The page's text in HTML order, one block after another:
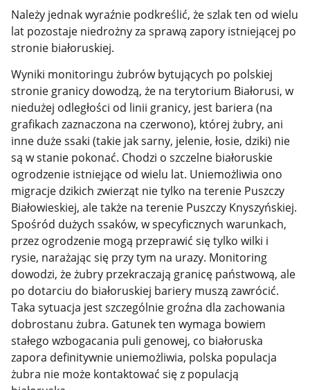
Należy jednak wyraźnie podkreślić, że szlak ten od wielu
lat pozostaje niedrożny za sprawą zapory istniejącej po
stronie białoruskiej.
Wyniki monitoringu żubrów bytujących po polskiej
stronie granicy dowodzą, że na terytorium Białorusi, w
niedużej odległości od linii granicy, jest bariera (na
grafikach zaznaczona na czerwono), której żubry, ani
inne duże ssaki (takie jak sarny, jelenie, łosie, dziki) nie
są w stanie pokonać. Chodzi o szczelne białoruskie
ogrodzenie istniejące od wielu lat. Uniemożliwia ono
migracje dzikich zwierząt nie tylko na terenie Puszczy
Białowieskiej, ale także na terenie Puszczy Knyszyńskiej.
Spośród dużych ssaków, w specyficznych warunkach,
przez ogrodzenie mogą przeprawić się tylko wilki i
rysie, narażając się przy tym na urazy. Monitoring
dowodzi, że żubry przekraczają granicę państwową, ale
po dotarciu do białoruskiej bariery muszą zawrócić.
Taka sytuacja jest szczególnie groźna dla zachowania
dobrostanu żubra. Gatunek ten wymaga bowiem
stałego wzbogacania puli genowej, co białoruska
zapora definitywnie uniemożliwia, polska populacja
żubra nie może kontaktować się z populacją